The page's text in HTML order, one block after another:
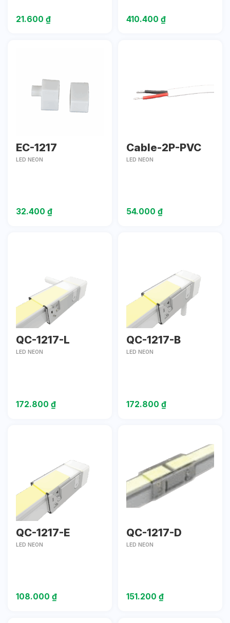
21.600 ₫ 410.400 ₫
EC-1217
LED NEON
32.400 ₫
Cable-2P-PVC
LED NEON
54.000 ₫
QC-1217-L
LED NEON
172.800 ₫
QC-1217-B
LED NEON
172.800 ₫
QC-1217-E
LED NEON
108.000 ₫
QC-1217-D
LED NEON
151.200 ₫